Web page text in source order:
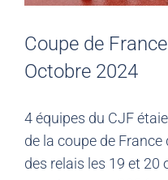
Coupe de
Octobre 2024
4 équipes du CJF
de la coupe de
des relais les 19 et 20